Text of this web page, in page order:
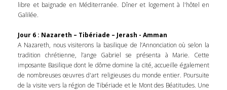
libre et baignade en Méditerranée. Dîner et logement à l'hôtel en
Galilée.
Jour 6 : Nazareth – Tibériade – Jerash - Amman
A Nazareth, nous visiterons la basilique de l’Annonciation où selon la
tradition chrétienne, l’ange Gabriel se présenta à Marie. Cette
imposante Basilique dont le dôme domine la cité, accueille également
de nombreuses œuvres d'art religieuses du monde entier. Poursuite
de la visite vers la région de Tibériade et le Mont des Béatitudes. Une